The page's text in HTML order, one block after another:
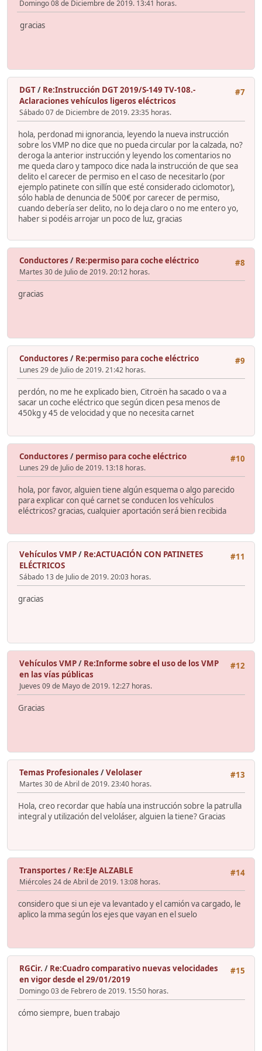
Domingo 08 de Diciembre de 2019. 13:41 horas.
gracias
#7
DGT/ Re:Instrucción DGT 2019/S-149 TV-108.-
Aclaraciones vehículos ligeros eléctricos
Sábado 07 de Diciembre de 2019. 23:35 horas.
hola, perdonad mi ignorancia, leyendo la nueva instrucción
sobre los VMP no dice que no pueda circular por la calzada, no?
deroga la anterior instrucción y leyendo los comentarios no
me queda claro y tampoco dice nada la instrucción de que sea
delito el carecer de permiso en el caso de necesitarlo (por
ejemplo patinete con sillín que esté considerado ciclomotor),
sólo habla de denuncia de 500€ por carecer de permiso,
cuando debería ser delito, no lo deja claro o no me entero yo,
haber si podéis arrojar un poco de luz, gracias
#8
Conductores / Re:permiso para coche eléctrico
Martes 30 de Julio de 2019. 20:12 horas.
gracias
#9
Conductores / Re:permiso para coche eléctrico
Lunes 29 de Julio de 2019. 21:42 horas.
perdón, no me he explicado bien, Citroën ha sacado o va a
sacar un coche eléctrico que según dicen pesa menos de
450kg y 45 de velocidad y que no necesita carnet
#10
Conductores / permiso para coche eléctrico
Lunes 29 de Julio de 2019. 13:18 horas.
hola, por favor, alguien tiene algún esquema o algo parecido
para explicar con qué carnet se conducen los vehículos
eléctricos? gracias, cualquier aportación será bien recibida
#11
Vehículos VMP/ Re:ACTUACIÓN CON PATINETES
ELÉCTRICOS
Sábado 13 de Julio de 2019. 20:03 horas.
gracias
#12
Vehículos VMP/ Re:Informe sobre el uso de los VMP
en las vías públicas
Jueves 09 de Mayo de 2019. 12:27 horas.
Gracias
#13
Temas Profesionales /Velolaser
Martes 30 de Abril de 2019. 23:40 horas.
Hola, creo recordar que había una instrucción sobre la patrulla
integral y utilización del veloláser, alguien la tiene? Gracias
#14
Transportes / Re:EJe ALZABLE
Miércoles 24 de Abril de 2019. 13:08 horas.
considero que si un eje va levantado y el camión va cargado, le
aplico la mma según los ejes que vayan en el suelo
#15
RGCir. / Re:Cuadro comparativo nuevas velocidades
en vigor desde el 29/01/2019
Domingo 03 de Febrero de 2019. 15:50 horas.
cómo siempre, buen trabajo